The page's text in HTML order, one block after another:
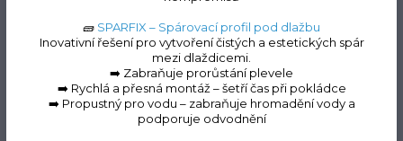
Roh vnější k "C" profilům
(hnědá RAL 8017, 110
mm)
🧱 SPARFIX – Spárovací profil pod dlažbu
Inovativní řešení pro vytvoření čistých a estetických spár
mezi dlaždicemi.
➡️ Zabraňuje prorůstání plevele
➡️ Rychlá a přesná montáž – šetří čas při pokládce
➡️ Propustný pro vodu – zabraňuje hromadění vody a
podporuje odvodnění